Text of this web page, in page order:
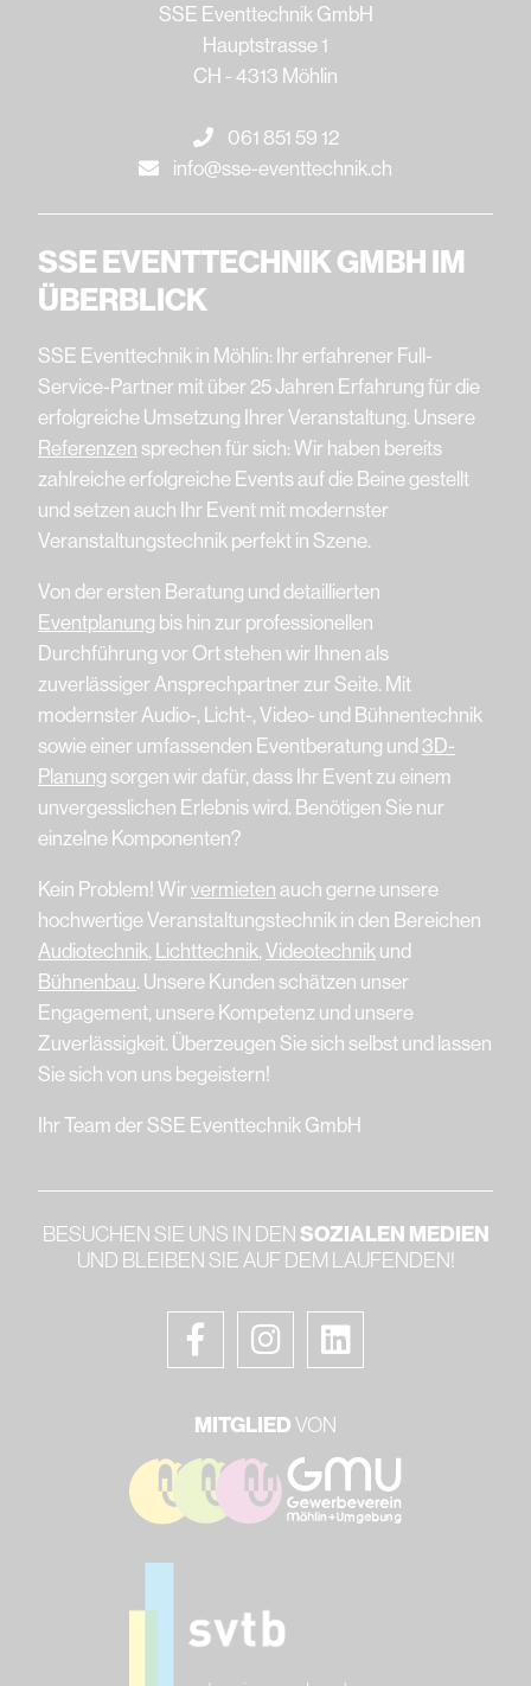
SSE Eventtechnik GmbH
Hauptstrasse 1
CH - 4313 Möhlin
061 851 59 12
info@sse-eventtechnik.ch
SSE EVENTTECHNIK GMBH IM
ÜBERBLICK
SSE Eventtechnik in Möhlin: Ihr erfahrener Full-
Service-Partner mit über 25 Jahren Erfahrung für die
erfolgreiche Umsetzung Ihrer Veranstaltung. Unsere
Referenzen sprechen für sich: Wir haben bereits
zahlreiche erfolgreiche Events auf die Beine gestellt
und setzen auch Ihr Event mit modernster
Veranstaltungstechnik perfekt in Szene.
Von der ersten Beratung und detaillierten
Eventplanung bis hin zur professionellen
Durchführung vor Ort stehen wir Ihnen als
zuverlässiger Ansprechpartner zur Seite. Mit
modernster Audio-, Licht-, Video- und Bühnentechnik
sowie einer umfassenden Eventberatung und 3D-
Planung sorgen wir dafür, dass Ihr Event zu einem
unvergesslichen Erlebnis wird. Benötigen Sie nur
einzelne Komponenten?
Kein Problem! Wirvermieten auch gerne unsere
hochwertige Veranstaltungstechnik in den Bereichen
Audiotechnik, Lichttechnik, Videotechnik und
Bühnenbau. Unsere Kunden schätzen unser
Engagement, unsere Kompetenz und unsere
Zuverlässigkeit. Überzeugen Sie sich selbst und lassen
Sie sich von uns begeistern!
Ihr Team der SSE Eventtechnik GmbH
BESUCHEN SIE UNS IN DEN SOZIALEN MEDIEN
UND BLEIBEN SIE AUF DEM LAUFENDEN!
MITGLIED VON